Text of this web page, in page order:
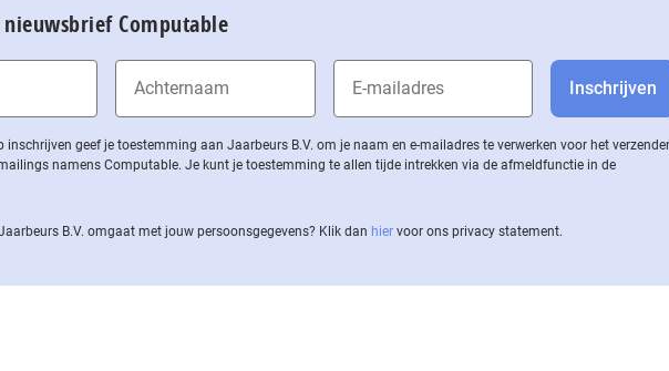
Computable
inschrijven geef je toestemming aan Jaarbeurs B.V. om je naam en e-mailadres te verwerken voor het
namens Computable. Je kunt je toestemming te allen tijde intrekken via de af­meld­func­tie in de
B.V. omgaat met jouw per­soons­ge­ge­vens? Klik dan hier voor ons privacy statement.